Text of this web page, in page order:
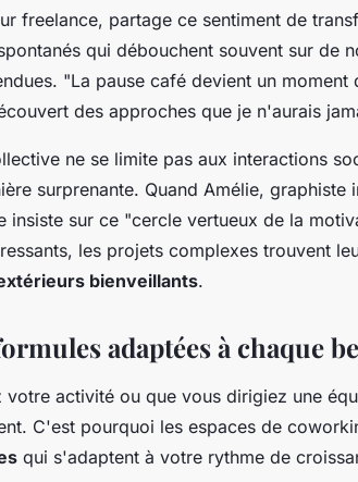
freelance, partage ce sentiment de
qui débouchent souvent sur de
"La pause café devient un moment
des approches que je n'aurais
ne se limite pas aux interactions
surprenante. Quand Amélie, graphiste
insiste sur ce "cercle vertueux de la
les projets complexes trouvent
bienveillants.
adaptées à chaque
votre activité ou que vous dirigiez une
C'est pourquoi les espaces de
qui s'adaptent à votre rythme de